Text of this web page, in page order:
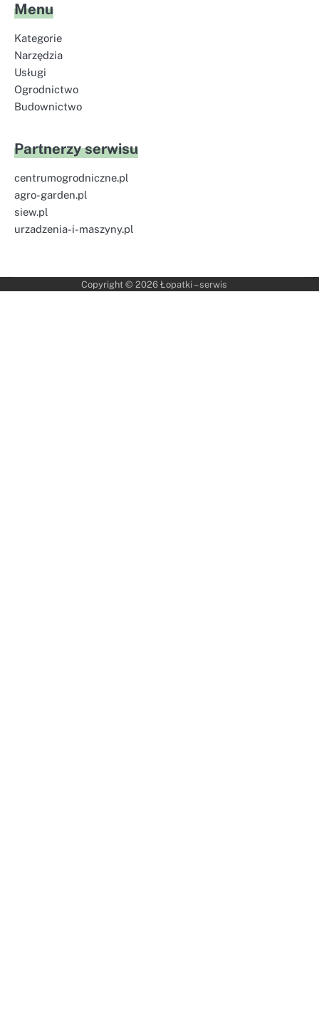
Menu
Kategorie
Narzędzia
Usługi
Ogrodnictwo
Budownictwo
Partnerzy serwisu
centrumogrodniczne.pl
agro-garden.pl
siew.pl
urzadzenia-i-maszyny.pl
Copyright © 2026 Łopatki – serwis